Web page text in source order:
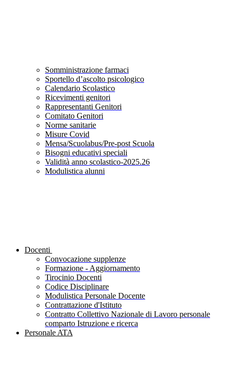
Somministrazione farmaci
Sportello d’ascolto psicologico
Calendario Scolastico
Ricevimenti genitori
Rappresentanti Genitori
Comitato Genitori
Norme sanitarie
Misure Covid
Mensa/Scuolabus/Pre-post Scuola
Bisogni educativi speciali
Validità anno scolastico-2025.26
Modulistica alunni
Docenti
Convocazione supplenze
Formazione - Aggiornamento
Tirocinio Docenti
Codice Disciplinare
Modulistica Personale Docente
Contrattazione d'Istituto
Contratto Collettivo Nazionale di Lavoro personale
comparto Istruzione e ricerca
Personale ATA